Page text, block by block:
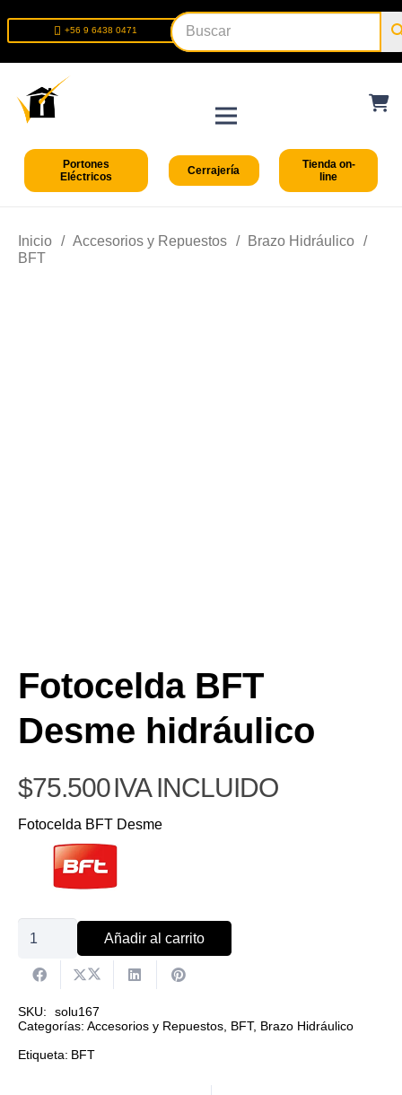
+56 9 6438 0471
Portones
Eléctricos
Cerrajería
Tienda on-
line
Inicio / Accesorios y Repuestos / Brazo Hidráulico /
BFT
Fotocelda BFT
Desme hidráulico
$75.500IVA INCLUIDO
Fotocelda BFT Desme
Fotocelda
Desme
hidráulico
cantidad
Añadir al carrito
SKU:
solu167
Categorías: Accesorios y Repuestos, BFT, Brazo Hidráulico
Etiqueta: BFT